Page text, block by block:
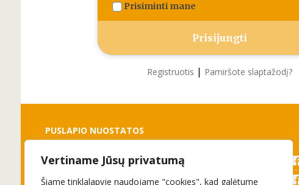
Vertiname Jūsų privatumą
Šiame tinklalapyje naudojame "cookies", kad galėtume
Prisiminti mane
Registruotis | Pamiršote slaptažodį?
PUSLAPIO NUOSTATOS
Slapukai
Privatumo politika